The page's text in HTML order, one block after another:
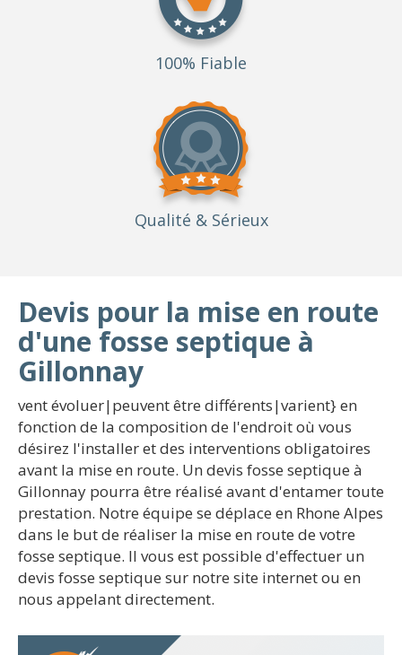
100% Fiable
Qualité & Sérieux
Devis pour la mise en route
d'une fosse septique à
Gillonnay
vent évoluer|peuvent être différents|varient} en
fonction de la composition de l'endroit où vous
désirez l'installer et des interventions obligatoires
avant la mise en route. Un devis fosse septique à
Gillonnay pourra être réalisé avant d'entamer toute
prestation. Notre équipe se déplace en Rhone Alpes
dans le but de réaliser la mise en route de votre
fosse septique. Il vous est possible d'effectuer un
devis fosse septique sur notre site internet ou en
nous appelant directement.